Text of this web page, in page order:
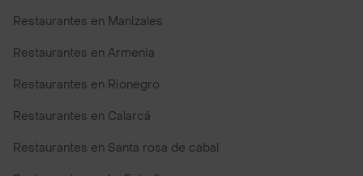
Restaurantes en Manizales
Restaurantes en Armenia
Restaurantes en Rionegro
Restaurantes en Calarcá
Restaurantes en Santa rosa de cabal